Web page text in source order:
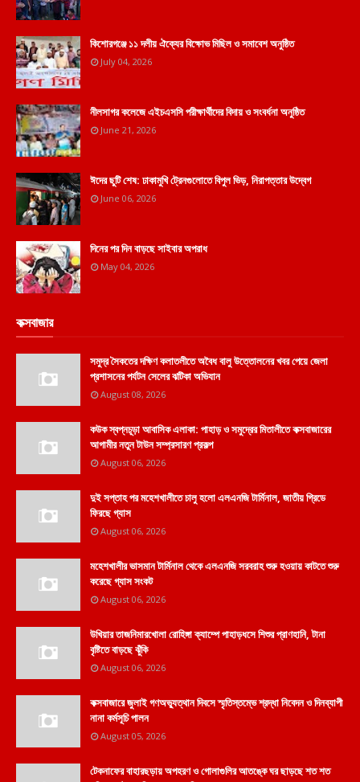
কিশোরগঞ্জে ১১ দলীয় ঐক্যের বিক্ষোভ মিছিল ও সমাবেশ অনুষ্ঠিত
July 04, 2026
নীলসাগর কলেজে এইচএসসি পরীক্ষার্থীদের বিদায় ও সংবর্ধনা অনুষ্ঠিত
June 21, 2026
ঈদের ছুটি শেষ: ঢাকামুখি ট্রেনগুলোতে বিপুল ভিড়, নিরাপত্তার উদ্বেগ
June 06, 2026
দিনের পর দিন বাড়ছে সাইবার অপরাধ
May 04, 2026
কক্সবাজার
সমুদ্র সৈকতের দক্ষিণ কলাতলীতে অবৈধ বালু উত্তোলনের খবর পেয়ে জেলা
প্রশাসনের পর্যটন সেলের ঝটিকা অভিযান
August 08, 2026
কউক স্বপ্নচূড়া আবাসিক এলাকা: পাহাড় ও সমুদ্রের মিতালীতে কক্সবাজারের
আগামীর নতুন টাউন সম্প্রসারণ প্রকল্প
August 06, 2026
দুই সপ্তাহ পর মহেশখালীতে চালু হলো এলএনজি টার্মিনাল, জাতীয় গ্রিডে
ফিরছে গ্যাস
August 06, 2026
মহেশখালীর ভাসমান টার্মিনাল থেকে এলএনজি সরবরাহ শুরু হওয়ায় কাটতে শুরু
করেছে গ্যাস সংকট
August 06, 2026
উখিয়ার তাজনিমারখোলা রোহিঙ্গা ক্যাম্পে পাহাড়ধসে শিশুর প্রাণহানি, টানা
বৃষ্টিতে বাড়ছে ঝুঁকি
August 06, 2026
কক্সবাজারে জুলাই গণঅভ্যুত্থান দিবসে স্মৃতিস্তম্ভে শ্রদ্ধা নিবেদন ও দিনব্যাপী
নানা কর্মসূচি পালন
August 05, 2026
টেকনাফের বাহারছড়ায় অপহরণ ও গোলাগুলির আতঙ্কে ঘর ছাড়ছে শত শত